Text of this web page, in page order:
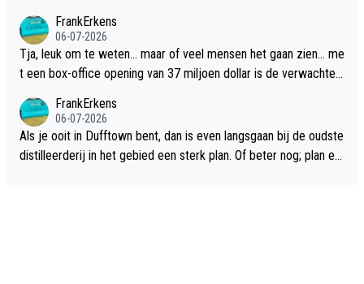
FrankErkens
06-07-2026
Tja, leuk om te weten... maar of veel mensen het gaan zien... me
t een box-office opening van 37 miljoen dollar is de verwachte
FrankErkens
06-07-2026
Als je ooit in Dufftown bent, dan is even langsgaan bij de oudste
distilleerderij in het gebied een sterk plan. Of beter nog; plan ee